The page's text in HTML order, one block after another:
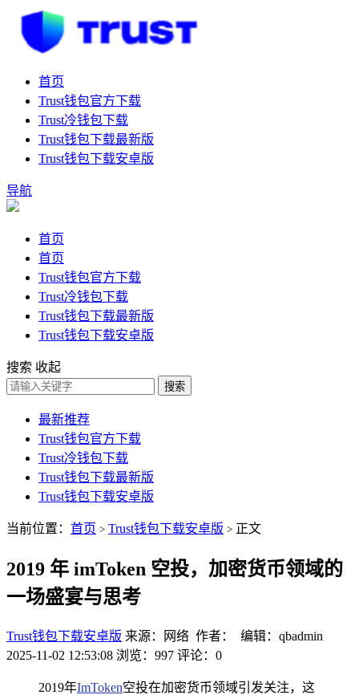
首页
Trust钱包官方下载
Trust冷钱包下载
Trust钱包下载最新版
Trust钱包下载安卓版
导航
首页
首页
Trust钱包官方下载
Trust冷钱包下载
Trust钱包下载最新版
Trust钱包下载安卓版
搜索 收起
搜索
最新推荐
Trust钱包官方下载
Trust冷钱包下载
Trust钱包下载最新版
Trust钱包下载安卓版
当前位置： 首页 > Trust钱包下载安卓版 > 正文
2019 年 imToken 空投，加密货币领域的
一场盛宴与思考
Trust钱包下载安卓版 来源：网络 作者： 编辑：qbadmin
2025-11-02 12:53:08 浏览：997 评论：0
2019年ImToken空投在加密货币领域引发关注，这